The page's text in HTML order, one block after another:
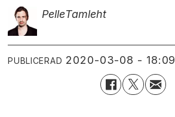
PelleTamleht
PUBLICERAD 2020-03-08 - 18:09